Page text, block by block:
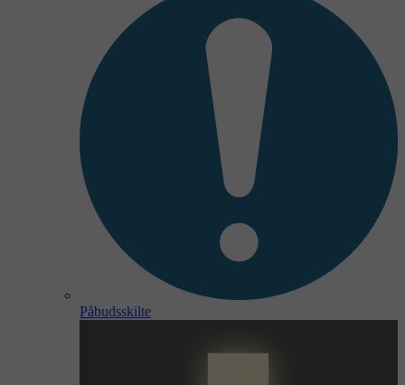
Påbudsskilte